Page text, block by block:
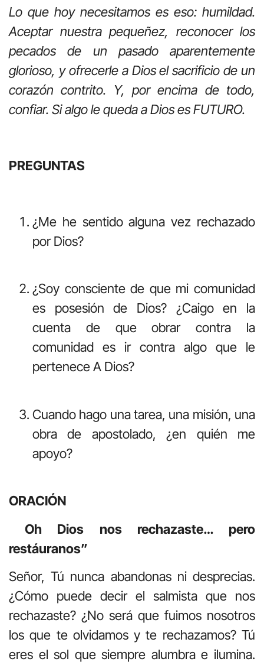
Lo que hoy necesitamos es eso: humildad.
Aceptar nuestra pequeñez, reconocer los
pecados de un pasado aparentemente
glorioso, y ofrecerle a Dios el sacrificio de un
corazón contrito. Y, por encima de todo,
confiar. Si algo le queda a Dios es FUTURO.
PREGUNTAS
¿Me he sentido alguna vez rechazado
por Dios?
¿Soy consciente de que mi comunidad
es posesión de Dios? ¿Caigo en la
cuenta de que obrar contra la
comunidad es ir contra algo que le
pertenece A Dios?
Cuando hago una tarea, una misión, una
obra de apostolado, ¿en quién me
apoyo?
ORACIÓN
Oh Dios nos rechazaste… pero
restáuranos”
Señor, Tú nunca abandonas ni desprecias.
¿Cómo puede decir el salmista que nos
rechazaste? ¿No será que fuimos nosotros
los que te olvidamos y te rechazamos? Tú
eres el sol que siempre alumbra e ilumina.